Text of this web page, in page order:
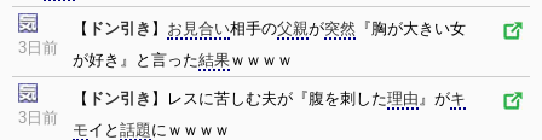
3日前
【 ドン引き 】 お見合い相手の父親が突然 『胸が大きい女
が好き』と言った結果ｗｗｗｗ
3日前
【 ドン引き 】レスに苦しむ夫が『腹を刺した理由』がキ
モイと 話題にｗｗｗｗ